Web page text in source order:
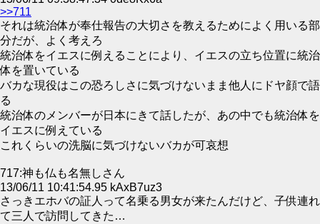
>>711
それは統治体が奉仕報告の大切さを教えるためによく用いる部
分だが、よく考えろ
統治体をイエスに例えることにより、イエスの立ち位置に統治
体を置いている
バカな現役はこの恐ろしさに気づけないまま他人にドヤ顔で語
る
統治体のメンバーが日本にきて話したが、あの中でも統治体を
イエスに例えている
これくらいの洗脳に気づけないバカが可哀想
717:神も仏も名無しさん
13/06/11 10:41:54.95 kAxB7uz3
さっきエホバの証人って名乗る男女が来たんだけど、子供連れ
て三人で訪問してきた…